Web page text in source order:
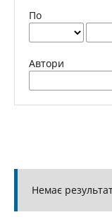
По
Автори
Немає